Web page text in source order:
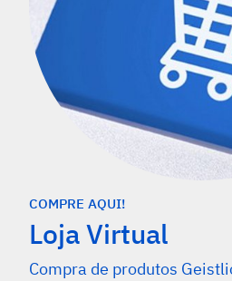
COMPRE AQUI!
Loja Virtual
Compra de produtos